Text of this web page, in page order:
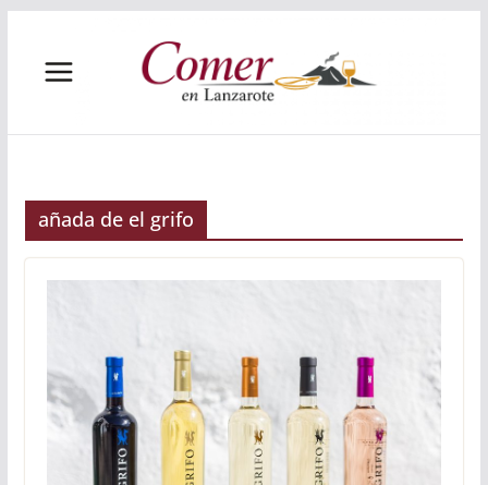
contenido
añada de el grifo